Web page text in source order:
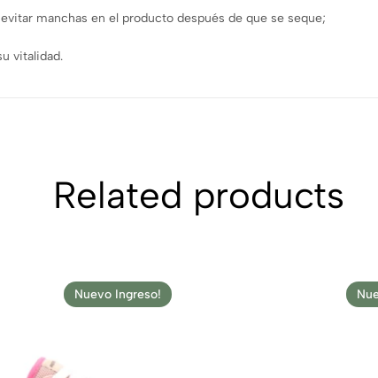
manchas en el producto después de que se seque;
vitalidad.
Related products
Nuevo Ingreso!